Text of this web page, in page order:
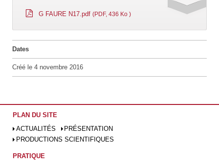
G FAURE N17.pdf(PDF, 436 Ko )
Dates
Créé le 4 novembre 2016
PLAN DU SITE
ACTUALITÉS
PRÉSENTATION
PRODUCTIONS SCIENTIFIQUES
PRATIQUE